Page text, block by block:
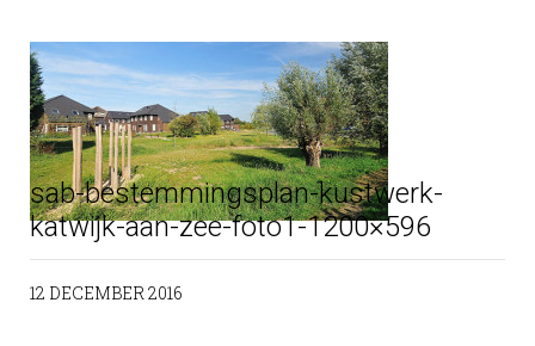
sab-bestemmingsplan-kustwerk-
katwijk-aan-zee-foto1-1200×596
12 DECEMBER 2016